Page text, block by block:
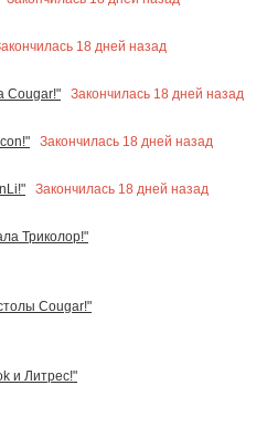
18 дней назад
Cougar!"
Закончилась 18 дней назад
Закончилась 18 дней назад
Закончилась 18 дней назад
Триколор!"
Cougar!"
и Литрес!"